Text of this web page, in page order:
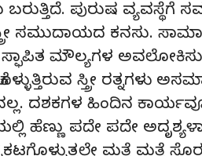
ಪುರುಷ ವ್ಯವಸ್ಥೆಗೆ
ಸಮುದಾಯದ ಕನಸು.
ಸ್ಫಾಪಿತ ಮೌಲ್ಯಗಳ
ಸ್ತ್ರೀ ರತ್ನಗಳು
ದಶಕಗಳ ಹಿಂದಿನ
ಪದೇ ಪದೇ